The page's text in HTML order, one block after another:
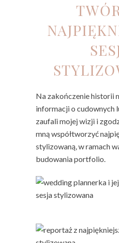
Na zakończenie historii
informacji o cudownych
zaufali mojej wizji i
mną współtworzyć
stylizowaną, w ramach
budowania portfolio.